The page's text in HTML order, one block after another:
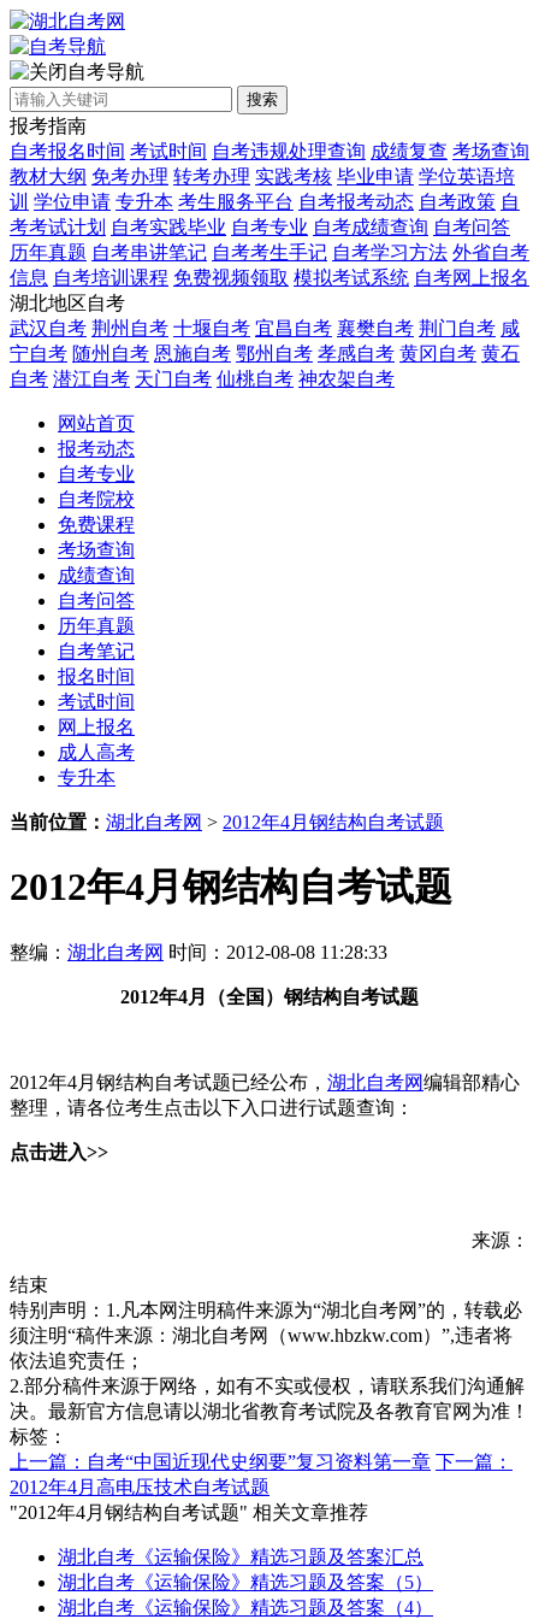
自考导航
搜索
报考指南
自考报名时间 考试时间 自考违规处理查询 成绩复查 考场查询
教材大纲 免考办理 转考办理 实践考核 毕业申请 学位英语培
训 学位申请 专升本 考生服务平台 自考报考动态 自考政策 自
考考试计划 自考实践毕业 自考专业 自考成绩查询 自考问答
历年真题 自考串讲笔记 自考考生手记 自考学习方法 外省自考
信息 自考培训课程 免费视频领取 模拟考试系统 自考网上报名
湖北地区自考
武汉自考 荆州自考 十堰自考 宜昌自考 襄樊自考 荆门自考 咸
宁自考 随州自考 恩施自考 鄂州自考 孝感自考 黄冈自考 黄石
自考 潜江自考 天门自考 仙桃自考 神农架自考
网站首页
报考动态
自考专业
自考院校
免费课程
考场查询
成绩查询
自考问答
历年真题
自考笔记
报名时间
考试时间
网上报名
成人高考
专升本
当前位置： 湖北自考网 > 2012年4月钢结构自考试题
2012年4月钢结构自考试题
整编： 湖北自考网 时间：2012-08-08 11:28:33
2012年4月（全国 ）钢结构自考试题
2012年4月钢结构自考试题已经公布， 湖北自考网编辑部精心
整理，请各位考生点击以下入口进行试题查询：
点击进入>>
来源：
结束
特别声明：1.凡本网注明稿件来源为“湖北自考网”的，转载必
须注明“稿件来源：湖北自考网（www.hbzkw.com）”,违者将
依法追究责任；
2.部分稿件来源于网络，如有不实或侵权，请联系我们沟通解
决。最新官方信息请以湖北省教育考试院及各教育官网为准！
标签：
上一篇：自考“中国近现代史纲要”复习资料第一章 下一篇：
2012年4月高电压技术自考试题
"2012年4月钢结构自考试题" 相关文章推荐
湖北自考《运输保险》精选习题及答案汇总
湖北自考《运输保险》精选习题及答案（5）
湖北自考《运输保险》精选习题及答案（4）